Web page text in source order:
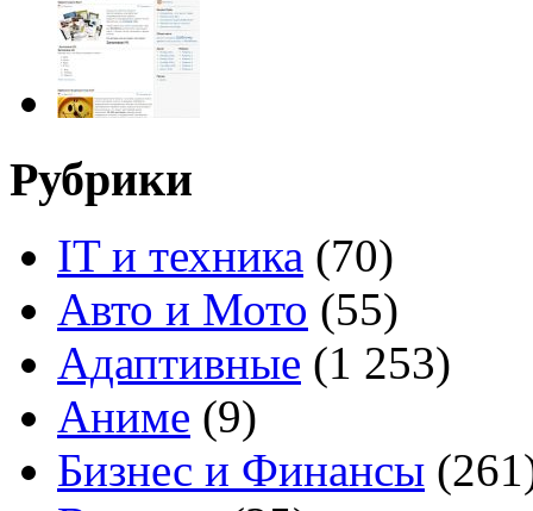
Рубрики
IT и техника (70)
Авто и Мото (55)
Адаптивные (1 253)
Аниме (9)
Бизнес и Финансы